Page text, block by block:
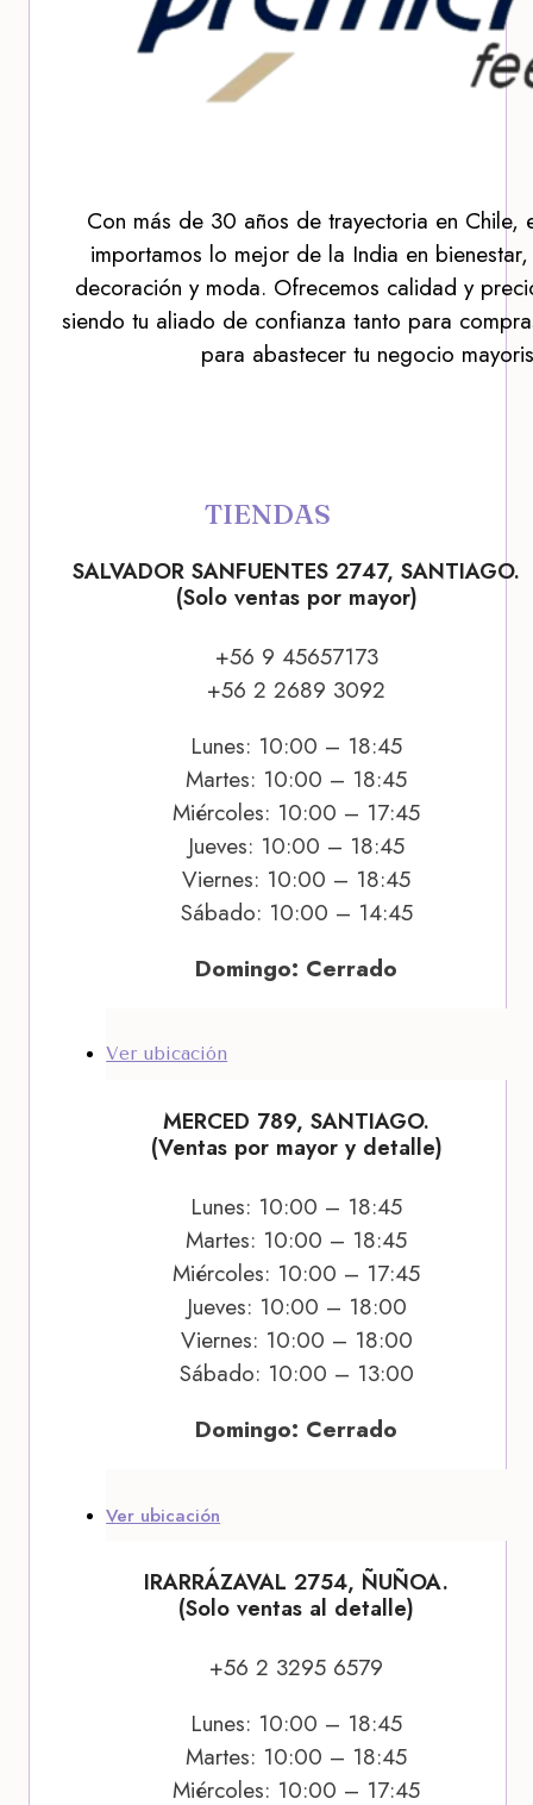
Con más de 30 años de trayectoria en Chile,
importamos lo mejor de la India en
decoración y moda. Ofrecemos calidad y
siendo tu aliado de confianza tanto para
para abastecer tu negocio
TIENDAS
SALVADOR SANFUENTES 2747, SANTIAGO.
(Solo ventas por mayor)
+56 9 45657173
+56 2 2689 3092
Lunes: 10:00 – 18:45
Martes: 10:00 – 18:45
Miércoles: 10:00 – 17:45
Jueves: 10:00 – 18:45
Viernes: 10:00 – 18:45
Sábado: 10:00 – 14:45
Domingo: Cerrado
Ver ubicación
MERCED 789, SANTIAGO.
(Ventas por mayor y detalle)
Lunes: 10:00 – 18:45
Martes: 10:00 – 18:45
Miércoles: 10:00 – 17:45
Jueves: 10:00 – 18:00
Viernes: 10:00 – 18:00
Sábado: 10:00 – 13:00
Domingo: Cerrado
Ver ubicación
IRARRÁZAVAL 2754, ÑUÑOA.
(Solo ventas al detalle)
+56 2 3295 6579
Lunes: 10:00 – 18:45
Martes: 10:00 – 18:45
Miércoles: 10:00 – 17:45